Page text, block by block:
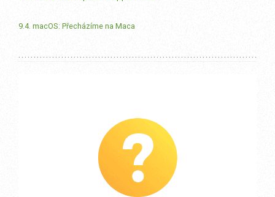
9.4. macOS: Přecházíme na Maca